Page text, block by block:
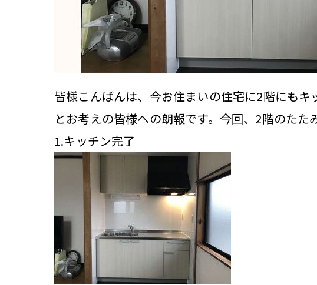
皆様こんばんは、今お住まいの住宅に2階にもキ
とお考えの皆様への朗報です。今回、2階のた
1.キッチン完了